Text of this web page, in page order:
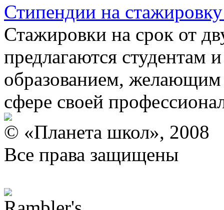
Стипендии на
Стажировки на срок от
предлагаются студентам
образованием,
сфере своей
© «Планета школ», 2008
Все права защищены